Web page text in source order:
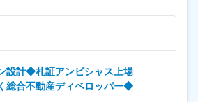
身が多いです。 ■同社について： 北海道
を中心としたクラウドサービスの提供
拡大を続けているベンチャー企業です。
設計◆札証アンビシャス上場
総合不動産ディベロッパー◆